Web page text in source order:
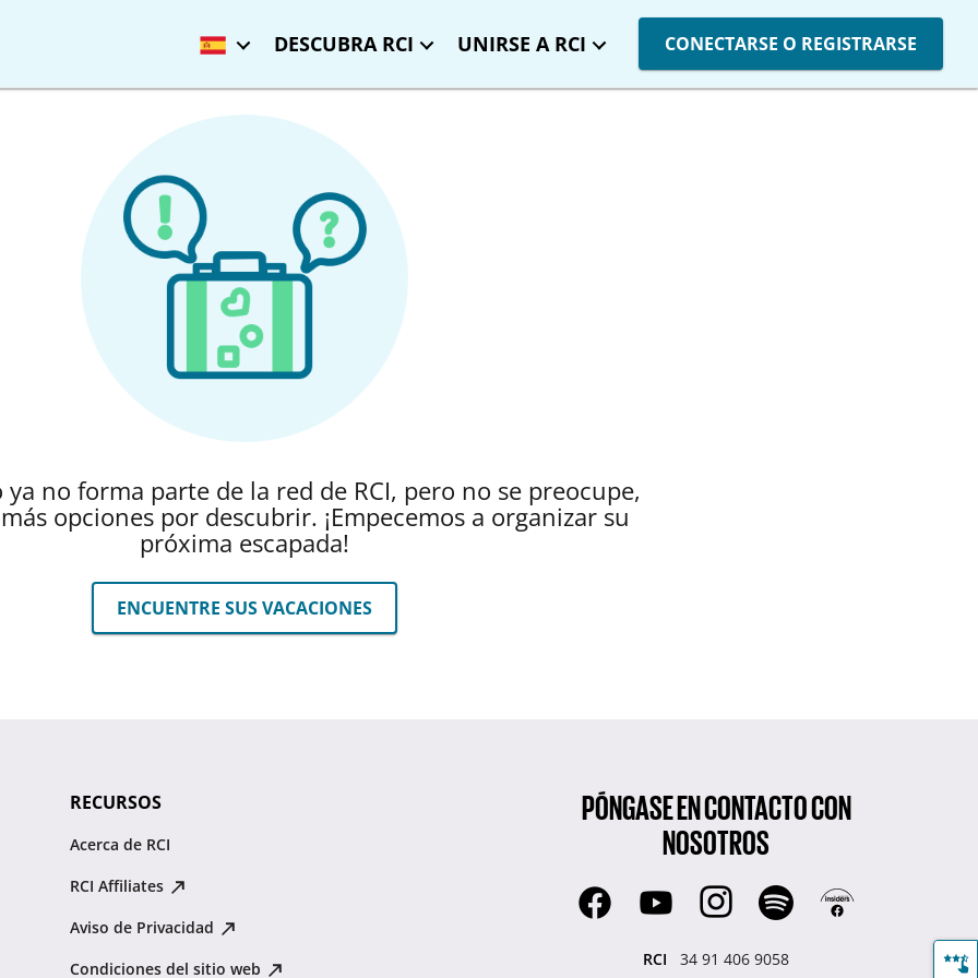
DESCUBRA RCI UNIRSE A RCI CONECTARSE O REGISTRARSE
ya no forma parte de la red de RCI, pero no se preocupe,
opciones por descubrir. ¡Empecemos a organizar su
próxima escapada!
ENCUENTRE SUS VACACIONES
RECURSOS
Acerca de RCI
RCI Affiliates
Aviso de Privacidad
Condiciones del sitio web
PÓNGASE EN CONTACTO CON
NOSOTROS
RCI
34 91 406 9058